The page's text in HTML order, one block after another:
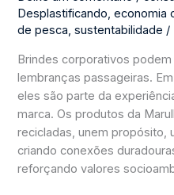
Desplastificando,economia
de pesca,sustentabilidade /
Brindes corporativos
lembranças passageiras.
eles são parte da
marca. Os produtos da
recicladas, unem propósito,
criando conexões
reforçando valores